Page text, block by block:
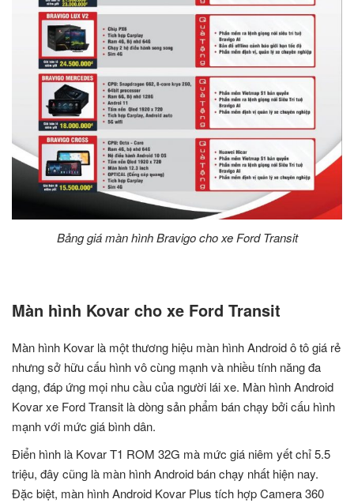
Bảng giá màn hình Bravigo cho xe Ford Transit
Màn hình Kovar cho xe Ford Transit
Màn hình Kovar là một thương hiệu màn hình Android ô tô giá rẻ
nhưng sở hữu cấu hình vô cùng mạnh và nhiều tính năng đa
dạng, đáp ứng mọi nhu cầu của người lái xe. Màn hình Android
Kovar xe Ford Transit là dòng sản phẩm bán chạy bởi cấu hình
mạnh với mức giá bình dân.
Điển hình là Kovar T1 ROM 32G mà mức giá niêm yết chỉ 5.5
triệu, đây cũng là màn hình Android bán chạy nhất hiện nay.
Đặc biệt, màn hình Android Kovar Plus tích hợp Camera 360